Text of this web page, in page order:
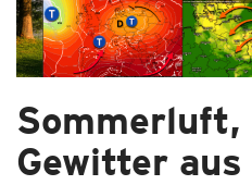
Sommerluft,
Gewitter